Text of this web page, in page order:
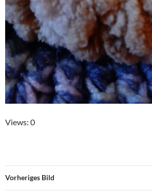
Views: 0
Vorheriges Bild